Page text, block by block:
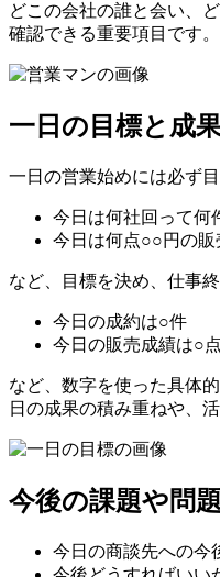
どこの会社の誰と会い、
確認できる重要項目です。
一日の目標と成
一日の営業始めには必ず
今日は何社回って何
今日は何点○○円の販
など、目標を決め、仕事
今日の成約は○件
今日の販売成績は○
など、数字を使った具体
日の成果の積み重ねや、
今後の課題や問
今日の商談先への今